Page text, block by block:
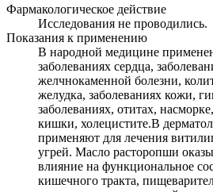
Фармакологическое действие
Исследования не проводились.
Показания к применению
В народной медицине
заболеваниях сердца,
желчнокаменной болезни,
желудка, заболеваниях кожи,
заболеваниях, отитах,
кишки, холецистите.В
применяют для лечения
угрей. Масло расторопши
влияние на функциональное
кишечного тракта,